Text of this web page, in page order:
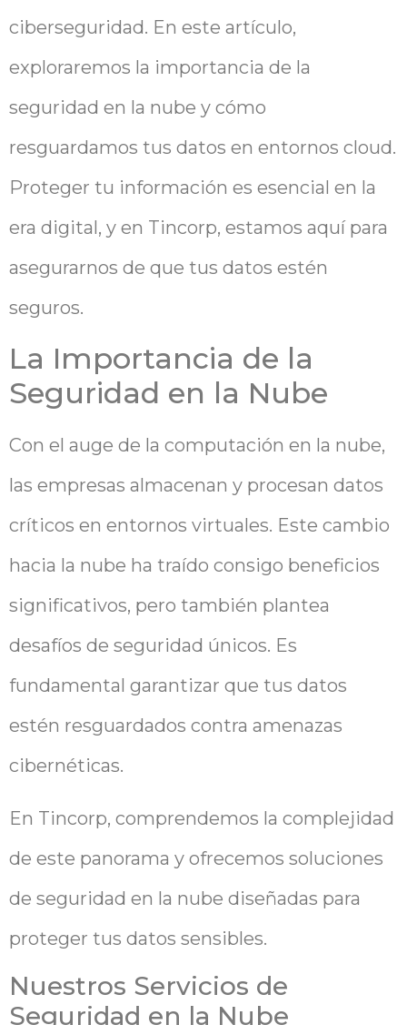
ciberseguridad. En este artículo,
exploraremos la importancia de la
seguridad en la nube y cómo
resguardamos tus datos en entornos cloud.
Proteger tu información es esencial en la
era digital, y en Tincorp, estamos aquí para
asegurarnos de que tus datos estén
seguros.
La Importancia de la
Seguridad en la Nube
Con el auge de la computación en la nube,
las empresas almacenan y procesan datos
críticos en entornos virtuales. Este cambio
hacia la nube ha traído consigo beneficios
significativos, pero también plantea
desafíos de seguridad únicos. Es
fundamental garantizar que tus datos
estén resguardados contra amenazas
cibernéticas.
En Tincorp, comprendemos la complejidad
de este panorama y ofrecemos soluciones
de seguridad en la nube diseñadas para
proteger tus datos sensibles.
Nuestros Servicios de
Seguridad en la Nube